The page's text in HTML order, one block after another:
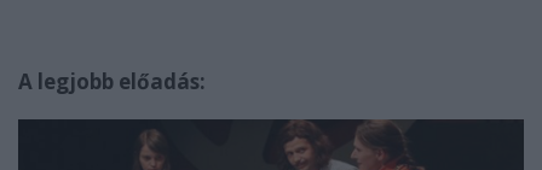
A legjobb előadás: